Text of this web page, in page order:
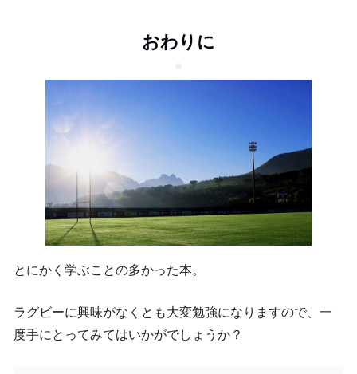
おわりに
とにかく学ぶことの多かった本。
ラグビーに興味がなくとも大変勉強になりますので、一
度手にとってみてはいかがでしょうか？